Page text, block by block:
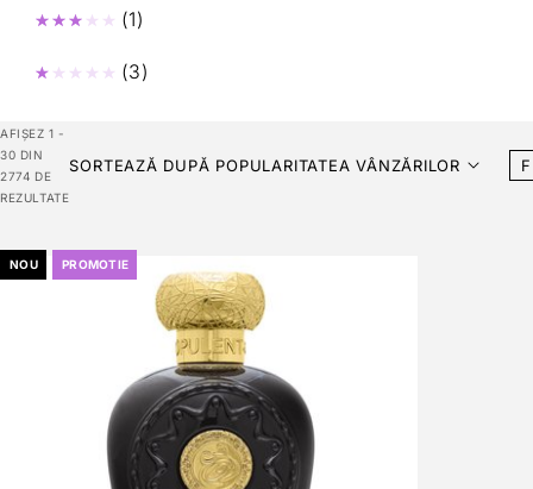
Evaluat la
(1)
Evaluat la
(3)
AFIȘEZ 1 -
30 DIN
2774 DE
REZULTATE
SORTEAZĂ DUPĂ POPULARITATEA VÂNZĂRILOR
NOU PROMOTIE